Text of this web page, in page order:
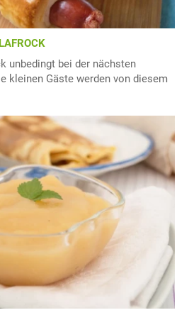
unbedingt bei der nächsten
kleinen Gäste werden von diesem